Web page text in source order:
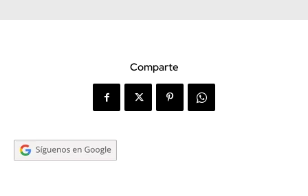
Comparte